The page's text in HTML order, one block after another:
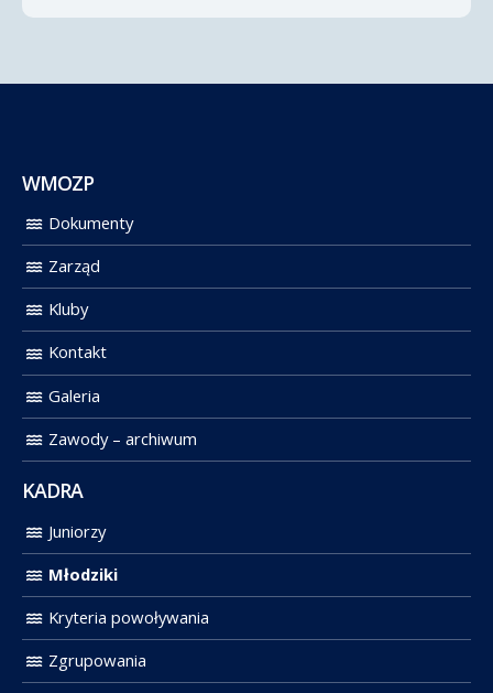
WMOZP
Dokumenty
Zarząd
Kluby
Kontakt
Galeria
Zawody – archiwum
KADRA
Juniorzy
Młodziki
Kryteria powoływania
Zgrupowania